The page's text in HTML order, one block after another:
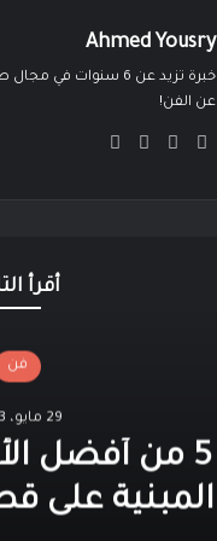
Ahmed Yousry
خبرة تزيد عن 6 سنوات
عن الفن!
فيسبوك
‫X لينكدإن
أقرأ
فن
29 مايو، 2023
5 من أفضل
المبنية على